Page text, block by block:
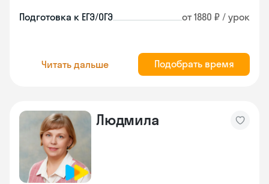
Подготовка к ЕГЭ/ОГЭ от 1880 ₽ / урок
Читать дальше Подобрать время
Людмила